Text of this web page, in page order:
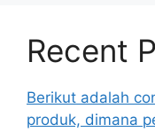
Recent
Berikut adalah
produk, dimana